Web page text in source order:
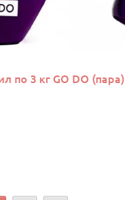
по 3 кг GO DO (пара)